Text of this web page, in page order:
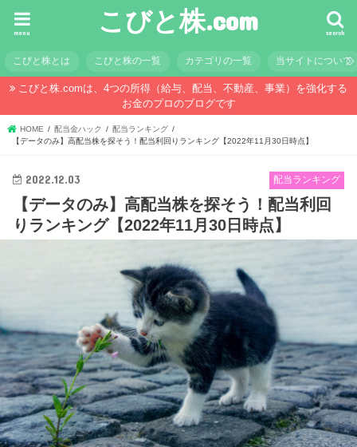
こびと株.com search
menu
こびと株とは こびと株の一覧 カテゴリの一覧 当サイトについて
こびと株.comは、4つの所得（給与、配当、不動産、事業）を強化する
お金のプロのブログです
HOME 配当金ハック
配当ランキング
【データのみ】高配当株を探そう！配当利回りランキング【2022年11月30日時点】
配当ランキング
2022.12.03
【データのみ】高配当株を探そう！配当利回
りランキング【2022年11月30日時点】